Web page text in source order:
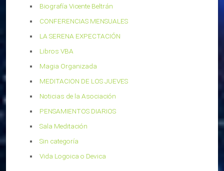
Biografía Vicente Beltrán
CONFERENCIAS MENSUALES
LA SERENA EXPECTACIÓN
Libros VBA
Magia Organizada
MEDITACION DE LOS JUEVES
Noticias de la Asociación
PENSAMIENTOS DIARIOS
Sala Meditación
Sin categoría
Vida Logoica o Devica